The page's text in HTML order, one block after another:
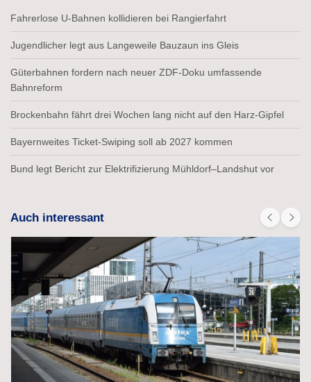
Fahrerlose U-Bahnen kollidieren bei Rangierfahrt
Jugendlicher legt aus Langeweile Bauzaun ins Gleis
Güterbahnen fordern nach neuer ZDF-Doku umfassende
Bahnreform
Brockenbahn fährt drei Wochen lang nicht auf den Harz-Gipfel
Bayernweites Ticket-Swiping soll ab 2027 kommen
Bund legt Bericht zur Elektrifizierung Mühldorf–Landshut vor
Auch interessant